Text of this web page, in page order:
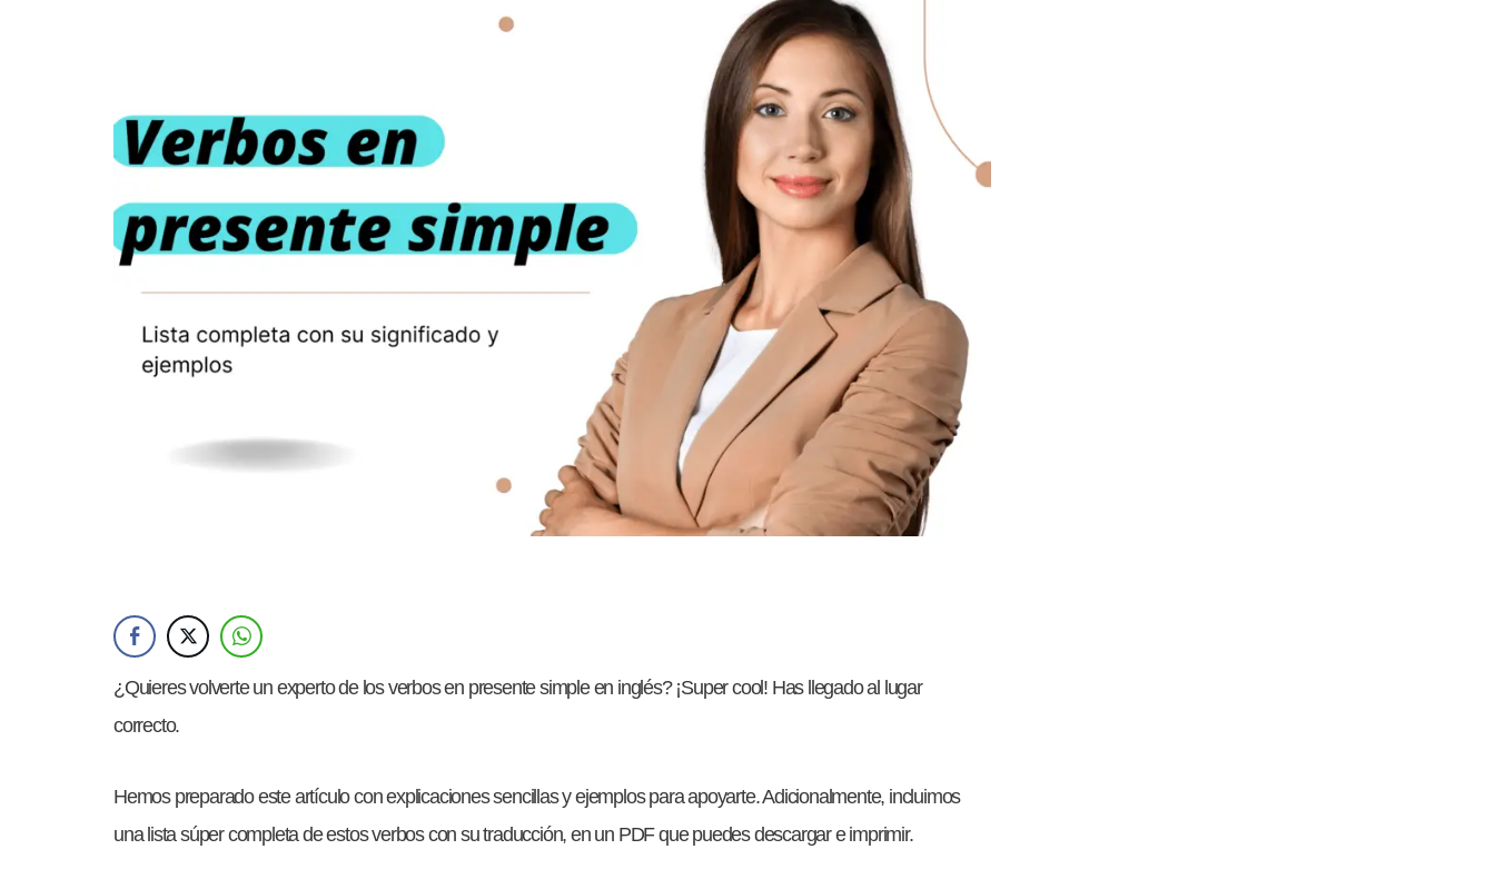
¿Quieres volverte un experto de los verbos en presente simple en inglés? ¡Super cool! Has llegado al lugar
correcto.
Hemos preparado este artículo con explicaciones sencillas y ejemplos para apoyarte. Adicionalmente, incluimos
una lista súper completa de estos verbos con su traducción, en un PDF que puedes descargar e imprimir.